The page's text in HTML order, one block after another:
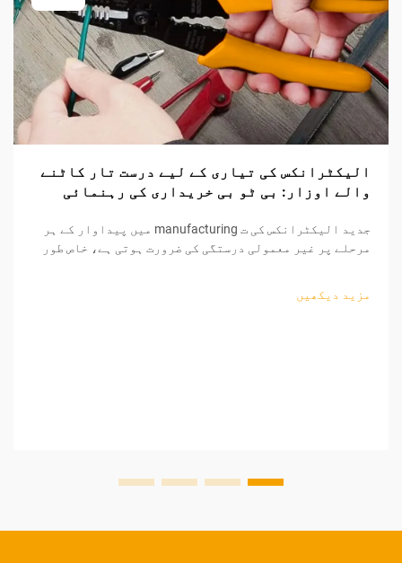
الیکٹرانکس کی تیاری کے لیے درست تار کاٹنے
والے اوزار: بی ٹو بی خریداری کی رہنمائی
جدید الیکٹرانکس کی ت manufacturing میں پیداوار کے ہر
مرحلے پر غیر معمولی درستگی کی ضرورت ہوتی ہے، خاص طور
لیے ناگزیر اثاثہ بن گئے ہیں، جو...
مزید دیکھیں